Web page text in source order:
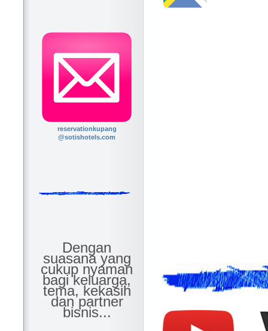
reservationkupang
@sotishotels.com
Dengan
suasana yang
cukup nyaman
bagi keluarga,
tema, kekasih
dan partner
bisnis...